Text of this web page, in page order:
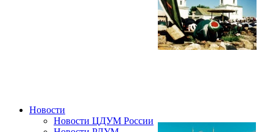
Новости
Новости ЦДУМ России